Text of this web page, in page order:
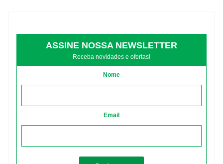
ASSINE NOSSA NEWSLETTER
Receba novidades e ofertas!
Nome
Email